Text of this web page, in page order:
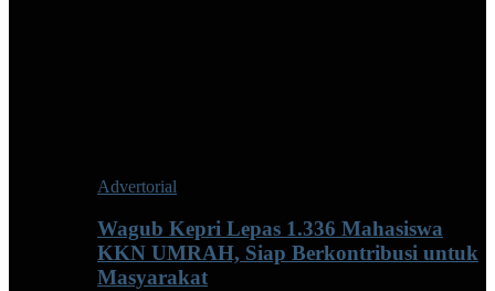
Advertorial
Wagub Kepri Lepas 1.336 Mahasiswa
KKN UMRAH, Siap Berkontribusi untuk
Masyarakat